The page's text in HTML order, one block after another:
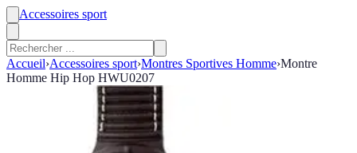
Accessoires sport
Accueil›Accessoires sport›Montres Sportives Homme›Montre
Homme Hip Hop HWU0207